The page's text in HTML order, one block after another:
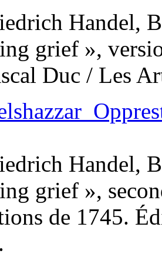
Handel,
grief »,
Duc / Les
Handel,
grief »,
de 1745.